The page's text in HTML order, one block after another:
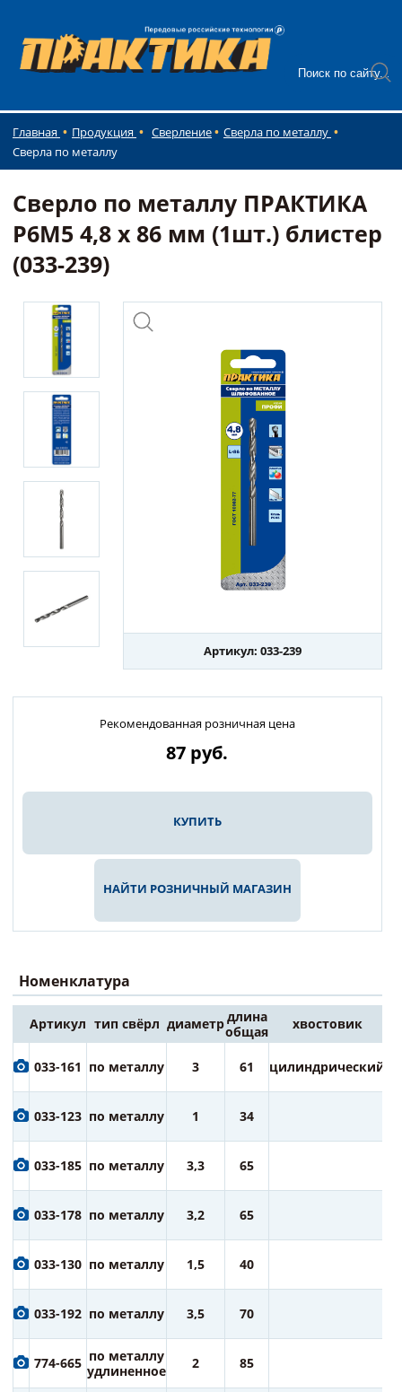
Главная Продукция Сверление
Сверла по металлу
Сверла по металлу
Сверло по металлу ПРАКТИКА
Р6М5 4,8 х 86 мм (1шт.) блистер
(033-239)
Артикул: 033-239
Рекомендованная розничная цена
87 руб.
КУПИТЬ
НАЙТИ РОЗНИЧНЫЙ МАГАЗИН
Номенклатура
Артикул тип свёрл диаметрдлина
общая
хвостовик
033-161 по металлу 3 61 цилиндрический
033-123 по металлу 1 34
033-185 по металлу 3,3 65
033-178 по металлу 3,2 65
033-130 по металлу 1,5 40
033-192 по металлу 3,5 70
774-665 по металлу
удлиненное
2 85